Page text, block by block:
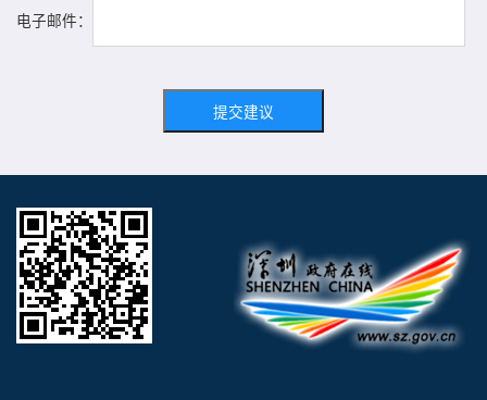
电子邮件：
提交建议